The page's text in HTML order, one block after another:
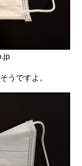
うですよ。